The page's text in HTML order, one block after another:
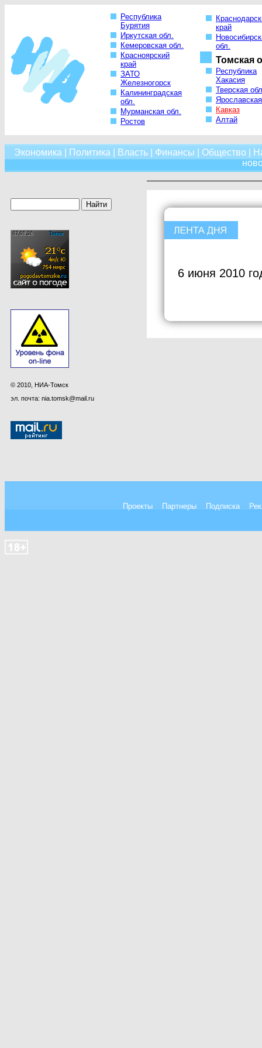
Республика
Бурятия
Иркутская обл.
Кемеровская обл.
Красноярский
край
ЗАТО
Железногорск
Калининградская
обл.
Мурманская обл.
Ростов
край
обл.
Томская
Республика
Хакасия
Тверская
Кавказ
Алтай
Экономика Политика Власть| Финансы Общество
© 2010, НИА-Томск
эл. почта: nia.tomsk@mail.ru
6 июня 2010
Проекты Партнеры Подписка